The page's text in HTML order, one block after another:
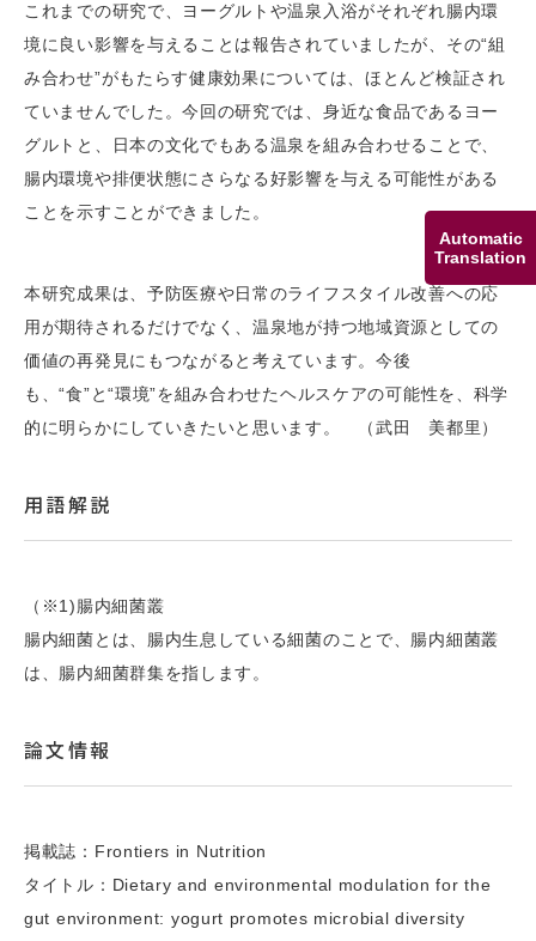
Automatic
Translation
これまでの研究で、ヨーグルトや温泉入浴がそれぞれ腸内環
境に良い影響を与えることは報告されていましたが、その“組
み合わせ”がもたらす健康効果については、ほとんど検証され
ていませんでした。今回の研究では、身近な食品であるヨー
グルトと、日本の文化でもある温泉を組み合わせることで、
腸内環境や排便状態にさらなる好影響を与える可能性がある
ことを示すことができました。
本研究成果は、予防医療や日常のライフスタイル改善への応
用が期待されるだけでなく、温泉地が持つ地域資源としての
価値の再発見にもつながると考えています。今後
も、“食”と“環境”を組み合わせたヘルスケアの可能性を、科学
的に明らかにしていきたいと思います。 （武田 美都里）
用語解説
（※1)腸内細菌叢
腸内細菌とは、腸内⽣息している細菌のことで、腸内細菌叢
は、腸内細菌群集を指します。
論文情報
掲載誌：Frontiers in Nutrition
タイトル：Dietary and environmental modulation for the
gut environment: yogurt promotes microbial diversity